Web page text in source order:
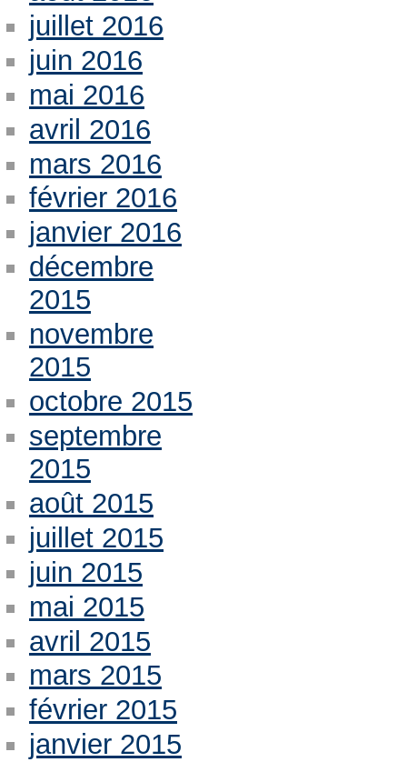
juillet 2016
juin 2016
mai 2016
avril 2016
mars 2016
février 2016
janvier 2016
décembre
2015
novembre
2015
octobre 2015
septembre
2015
août 2015
juillet 2015
juin 2015
mai 2015
avril 2015
mars 2015
février 2015
janvier 2015